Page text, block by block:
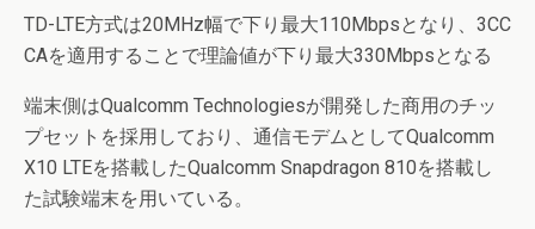
TD-LTE方式は20MHz幅で下り最大110Mbpsとなり、3CC
CAを適用することで理論値が下り最大330Mbpsとなる
端末側はQualcomm Technologiesが開発した商用のチッ
プセットを採用しており、通信モデムとしてQualcomm
X10 LTEを搭載したQualcomm Snapdragon 810を搭載し
た試験端末を用いている。